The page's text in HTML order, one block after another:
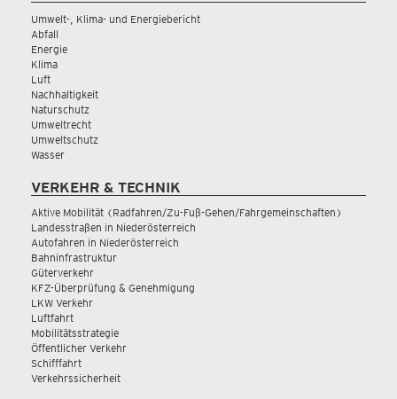
Umwelt-, Klima- und Energiebericht
Abfall
Energie
Klima
Luft
Nachhaltigkeit
Naturschutz
Umweltrecht
Umweltschutz
Wasser
VERKEHR & TECHNIK
Aktive Mobilität (Radfahren/Zu-Fuß-Gehen/Fahrgemeinschaften)
Landesstraßen in Niederösterreich
Autofahren in Niederösterreich
Bahninfrastruktur
Güterverkehr
KFZ-Überprüfung & Genehmigung
LKW Verkehr
Luftfahrt
Mobilitätsstrategie
Öffentlicher Verkehr
Schifffahrt
Verkehrssicherheit